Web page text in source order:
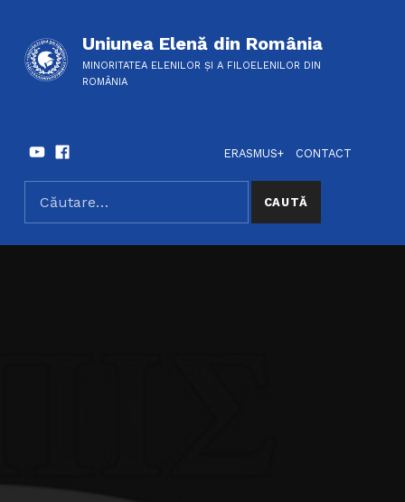
Uniunea Elenă din România
MINORITATEA ELENILOR ȘI A FILOELENILOR DIN
ROMÂNIA
SOCIAL LINKS
YoutubeFacebook
ERASMUS+
CONTACT
SEARCH THE SITE
Caută după: